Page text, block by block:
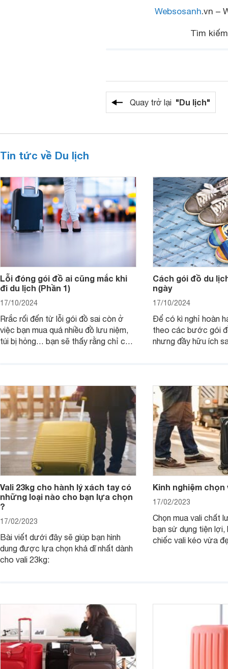
Websosanh.vn –
Tìm
Quay trở lại "Du lịch"
Tin tức về Du lịch
Lỗi đóng gói đồ ai cũng mắc khi
đi du lịch (Phần 1)
17/10/2024
Rrắc rối đến từ lỗi gói đồ sai còn ở
việc bạn mua quá nhiều đồ lưu niệm,
túi bị hỏng… bạn sẽ thấy rằng chỉ cần
Cách gói đồ du
ngày
17/10/2024
Để có kì nghỉ hoàn
theo các bước gói
nhưng đầy hữu ích
Vali 23kg cho hành lý xách tay có
những loại nào cho bạn lựa chọn
?
17/02/2023
Bài viết dưới đây sẽ giúp bạn hình
dung được lựa chọn khả dĩ nhất dành
cho vali 23kg:
Kinh nghiệm chọn
17/02/2023
Chọn mua vali chất
bạn sử dụng tiện
chiếc vali kéo vừa